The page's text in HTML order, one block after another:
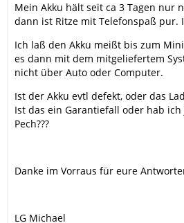
Mein Akku hält seit ca 3 Tagen nur
dann ist Ritze mit Telefonspaß pur.
Ich laß den Akku meißt bis zum
es dann mit dem mitgeliefertem
nicht über Auto oder Computer.
Ist der Akku evtl defekt, oder das
Ist das ein Garantiefall oder hab
Pech???
Danke im Vorraus für eure
LG Michael